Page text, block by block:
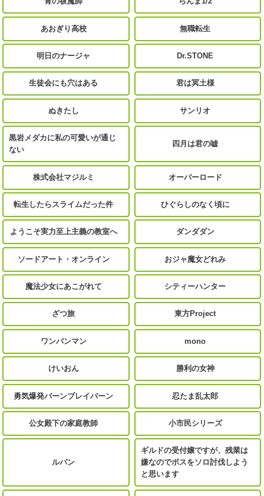
あおぎり高校 無職転生
明日のナージャ Dr.STONE
生徒会にも穴はある 君は冥土様
ぬきたし サンリオ
黒岩メダカに私の可愛いが通じ
ない
四月は君の嘘
株式会社マジルミ オーバーロード
転生したらスライムだった件 ひぐらしのなく頃に
ようこそ実力至上主義の教室へ ダンダダン
ソードアート・オンライン おジャ魔女どれみ
魔法少女にあこがれて シティーハンター
ざつ旅 東方Project
ワンパンマン mono
けいおん 勝利の女神
勇気爆発バーンブレイバーン 忍たま乱太郎
公女殿下の家庭教師 小市民シリーズ
ルパン
ギルドの受付嬢ですが、残業は
嫌なのでボスをソロ討伐しよう
と思います